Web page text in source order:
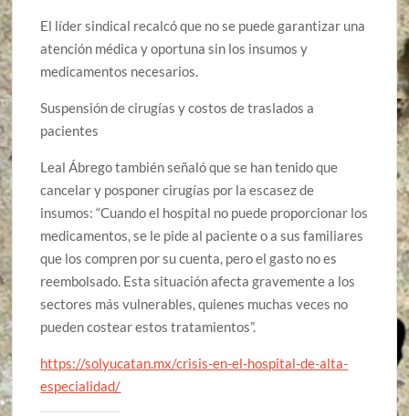
El líder sindical recalcó que no se puede garantizar una
atención médica y oportuna sin los insumos y
medicamentos necesarios.
Suspensión de cirugías y costos de traslados a
pacientes
Leal Ábrego también señaló que se han tenido que
cancelar y posponer cirugías por la escasez de
insumos: “Cuando el hospital no puede proporcionar los
medicamentos, se le pide al paciente o a sus familiares
que los compren por su cuenta, pero el gasto no es
reembolsado. Esta situación afecta gravemente a los
sectores más vulnerables, quienes muchas veces no
pueden costear estos tratamientos”.
https://solyucatan.mx/crisis-en-el-hospital-de-alta-
especialidad/